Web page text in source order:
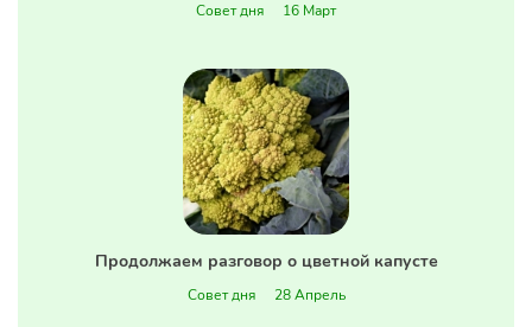
Совет дня 16 Март
Продолжаем разговор о цветной капусте
Совет дня 28 Апрель